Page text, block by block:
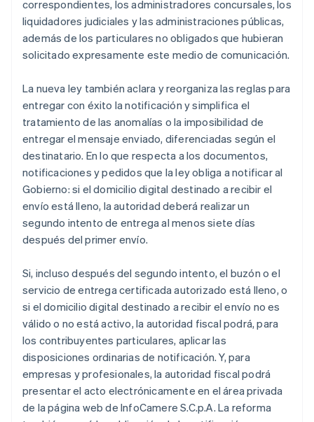
correspondientes, los administradores concursales, los
liquidadores judiciales y las administraciones públicas,
además de los particulares no obligados que hubieran
solicitado expresamente este medio de comunicación.
La nueva ley también aclara y reorganiza las reglas para
entregar con éxito la notificación y simplifica el
tratamiento de las anomalías o la imposibilidad de
entregar el mensaje enviado, diferenciadas según el
destinatario. En lo que respecta a los documentos,
notificaciones y pedidos que la ley obliga a notificar al
Gobierno: si el domicilio digital destinado a recibir el
envío está lleno, la autoridad deberá realizar un
segundo intento de entrega al menos siete días
después del primer envío.
Si, incluso después del segundo intento, el buzón o el
servicio de entrega certificada autorizado está lleno, o
si el domicilio digital destinado a recibir el envío no es
válido o no está activo, la autoridad fiscal podrá, para
los contribuyentes particulares, aplicar las
disposiciones ordinarias de notificación. Y, para
empresas y profesionales, la autoridad fiscal podrá
presentar el acto electrónicamente en el área privada
de la página web de InfoCamere S.C.p.A. La reforma